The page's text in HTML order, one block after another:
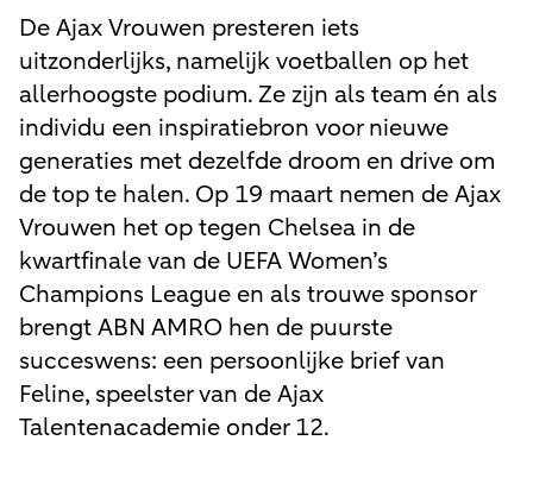
De Ajax Vrouwen presteren iets
uitzonderlijks, namelijk voetballen op het
allerhoogste podium. Ze zijn als team én als
individu een inspiratiebron voor nieuwe
generaties met dezelfde droom en drive om
de top te halen. Op 19 maart nemen de Ajax
Vrouwen het op tegen Chelsea in de
kwartfinale van de UEFA Women’s
Champions League en als trouwe sponsor
brengt ABN AMRO hen de puurste
succeswens: een persoonlijke brief van
Feline, speelster van de Ajax
Talentenacademie onder 12.